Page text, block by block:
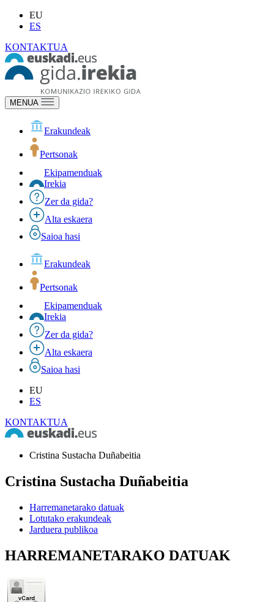
EU
ES
KONTAKTUA
MENUA
Erakundeak
Pertsonak
Ekipamenduak
Irekia
Zer da gida?
Alta eskaera
Saioa hasi
Erakundeak
Pertsonak
Ekipamenduak
Irekia
Zer da gida?
Alta eskaera
Saioa hasi
EU
ES
KONTAKTUA
Cristina Sustacha Duñabeitia
Cristina Sustacha Duñabeitia
Harremanetarako datuak
Lotutako erakundeak
Jarduera publikoa
HARREMANETARAKO DATUAK